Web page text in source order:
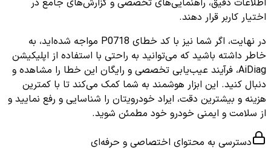
اطلاعات دقیق، راهنمایی‌های تخصصی و گزارش‌های جامع در
اختیار کاربر قرار دهند.
در نهایت، اگر شما نیز با کد خطای P0718 مواجه شده‌اید، به
خاطر داشته باشید که می‌توانید به راحتی با استفاده از اپلیکیشن
AiDiag، فرآیند عیب‌یابی تخصصی و رایگان این خطا را مشاهده و
دنبال کنید. این ابزار هوشمند به شما کمک می‌کند تا با کمترین
هزینه و بیشترین دقت، ایراد خودرویتان را شناسایی و رفع نمایید و
از سلامت و ایمنی خودرو خود مطمئن شوید.
دسترسی به محتوای اختصاصی و حرفه‌ای